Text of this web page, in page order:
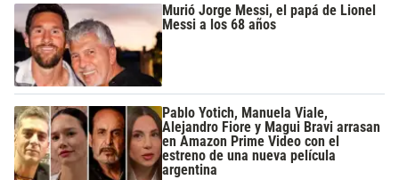
Murió Jorge Messi, el papá de Lionel
Messi a los 68 años
Pablo Yotich, Manuela Viale,
Alejandro Fiore y Magui Bravi arrasan
en Amazon Prime Video con el
estreno de una nueva película
argentina